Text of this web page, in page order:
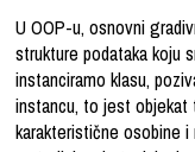
U OOP-u, osnovni
strukture podataka koju
instanciramo klasu,
instancu, to jest objekat
karakteristične osobine